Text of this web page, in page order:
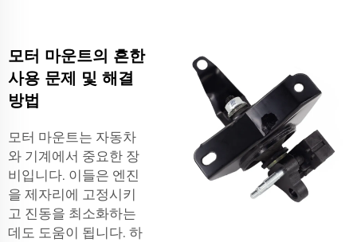
모터 마운트의 흔한
사용 문제 및 해결
방법
모터 마운트는 자동차
와 기계에서 중요한 장
비입니다. 이들은 엔진
을 제자리에 고정시키
고 진동을 최소화하는
데도 도움이 됩니다. 하